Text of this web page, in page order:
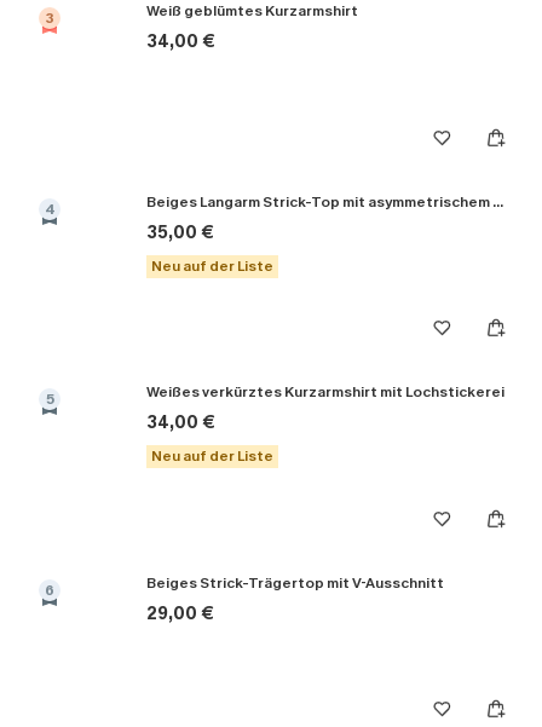
3 Weiß geblümtes Kurzarmshirt
34,00 €
4 Beiges Langarm Strick-Top mit asymmetrischem Ausschnitt
35,00 €
Neu auf der Liste
5 Weißes verkürztes Kurzarmshirt mit Lochstickerei
34,00 €
Neu auf der Liste
6 Beiges Strick-Trägertop mit V-Ausschnitt
29,00 €